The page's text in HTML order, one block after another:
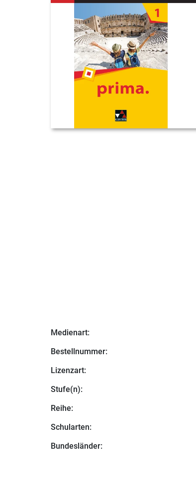
Medienart:
Bestellnummer:
Lizenzart:
Stufe(n):
Reihe:
Schularten:
Bundesländer: